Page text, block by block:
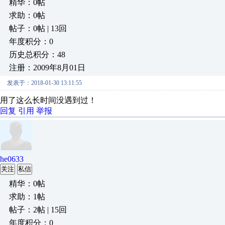
精华：0帖
求助：0帖
帖子：0帖 | 13回
年度积分：0
历史总积分：48
注册：2009年8月01日
发表于：2018-01-30 13:11:55
用了这么长时间没遇到过！
回复 引用 举报
he0633
关注 私信
精华：0帖
求助：1帖
帖子：2帖 | 15回
年度积分：0